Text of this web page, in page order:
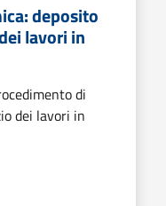
deposito
lavori in
di
dei lavori in